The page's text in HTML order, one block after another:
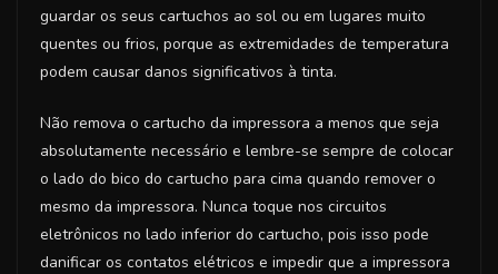
guardar os seus cartuchos ao sol ou em lugares muito
quentes ou frios, porque as extremidades de temperatura
podem causar danos significativos à tinta.
Não remova o cartucho da impressora a menos que seja
absolutamente necessário e lembre-se sempre de colocar
o lado do bico do cartucho para cima quando remover o
mesmo da impressora. Nunca toque nos circuitos
eletrônicos no lado inferior do cartucho, pois isso pode
danificar os contatos elétricos e impedir que a impressora